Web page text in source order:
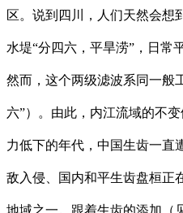
区。说到四川，人们天然会想
水堤“分四六，平旱涝”，日常
然而，这个两级滤波系同一般
六”）。由此，内江流域的不
力低下的年代，中国生齿一直
敌入侵、国内和平生齿盘桓正